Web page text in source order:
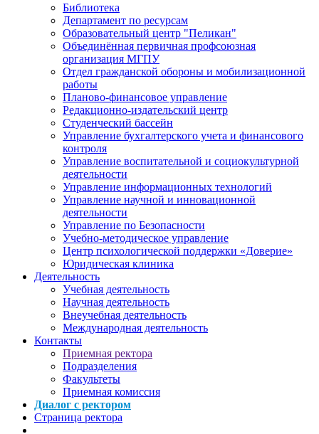
Библиотека
Департамент по ресурсам
Образовательный центр "Пеликан"
Объединённая первичная профсоюзная
организация МГПУ
Отдел гражданской обороны и мобилизационной
работы
Планово-финансовое управление
Редакционно-издательский центр
Студенческий бассейн
Управление бухгалтерского учета и финансового
контроля
Управление воспитательной и социокультурной
деятельности
Управление информационных технологий
Управление научной и инновационной
деятельности
Управление по Безопасности
Учебно-методическое управление
Центр психологической поддержки «Доверие»
Юридическая клиника
Деятельность
Учебная деятельность
Научная деятельность
Внеучебная деятельность
Международная деятельность
Контакты
Приемная ректора
Подразделения
Факультеты
Приемная комиссия
Диалог с ректором
Страница ректора